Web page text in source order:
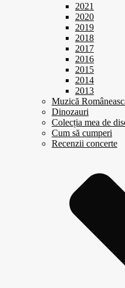
2021
2020
2019
2018
2017
2016
2015
2014
2013
Muzică
Dinozauri
Colecția mea de
Cum să cumperi
Recenzii concerte